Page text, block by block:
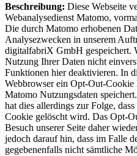
Beschreibung: Diese Webseite
Webanalysedienst Matomo,
Die durch Matomo erhobenen
Analysezwecken in unserem
digitalfabriX GmbH gespeichert.
Nutzung Ihrer Daten nicht
Funktionen hier deaktivieren. In
Webbrowser ein Opt-Out-Cookie
Matomo Nutzungsdaten
hat dies allerdings zur Folge,
Cookie gelöscht wird. Das Opt-
Besuch unserer Seite daher
jedoch darauf hin, dass im Falle
gegebenenfalls nicht sämtliche